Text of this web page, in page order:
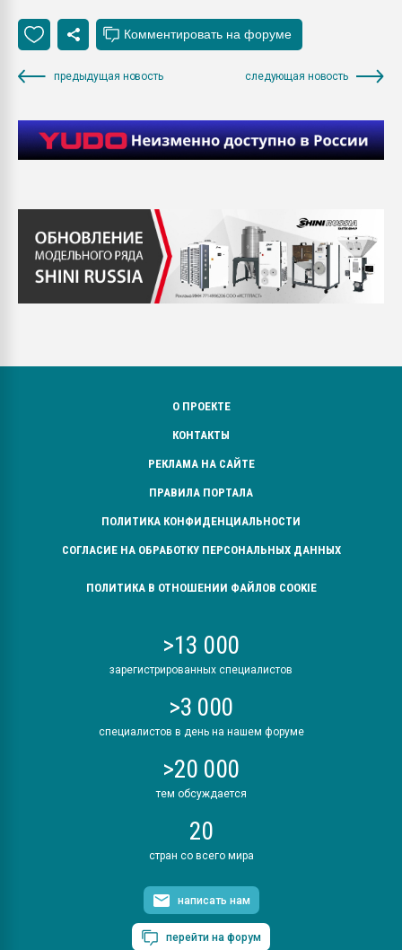
предыдущая новость следующая новость
О ПРОЕКТЕ
КОНТАКТЫ
РЕКЛАМА НА САЙТЕ
ПРАВИЛА ПОРТАЛА
ПОЛИТИКА КОНФИДЕНЦИАЛЬНОСТИ
СОГЛАСИЕ НА ОБРАБОТКУ ПЕРСОНАЛЬНЫХ ДАННЫХ
ПОЛИТИКА В ОТНОШЕНИИ ФАЙЛОВ COOKIE
>13 000
зарегистрированных специалистов
>3 000
специалистов в день на нашем форуме
>20 000
тем обсуждается
20
стран со всего мира
написать нам
перейти на форум